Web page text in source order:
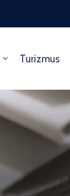
Turizmus